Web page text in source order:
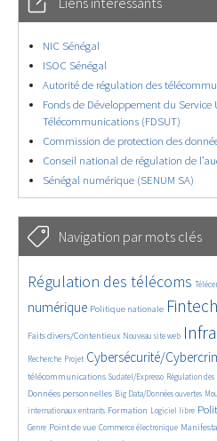
NIC Sénégal
ISOC Sénégal
Autorité de régulation des
Fonds de Développement du Service
Télécommunications (FDSUT)
Commission de protection des
Conseil national de régulation de
Sénégal numérique (SENUM SA)
Navigation par mots clés
4598/5532
Régulation des télécoms
347/5532
3683/5532
numérique
1841/5532 Politique nationale
5149/5532 Fintech
670/5532
2377/5532
1515/5532
Faits divers/Contentieux Nouveau site web
Recherche
243/5532Projet
3493/5532 Cybersécurité/
2139/5532
1603/5532
télécommunications
299/5532 Sudatel/Expresso
1007/5532 Régulation des
1513/5532
1062/5532
1636/5532
Données personnelles
142/5532 Big Data/Données ouvertes
598/5532
364/5532
642/5532
internationaux entrants
1649/5532 Formation
94/5532 Logiciel libre
2544/5532
1102/5532
168/5532
581/5532
Genre
1781/5532Point de vue
1037/5532 Commerce électronique
1578/5532
324/5532
124/5532
204/5532
1192/5532